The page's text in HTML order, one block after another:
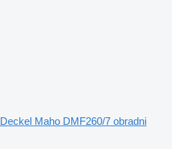
Deckel Maho DMF260/7 obradni